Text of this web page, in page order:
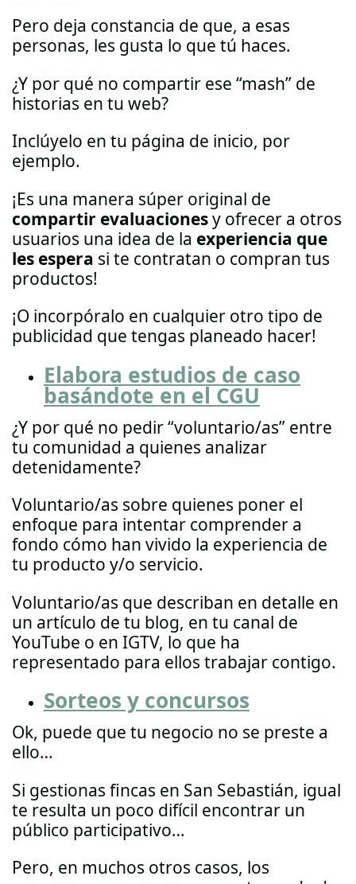
Pero deja constancia de que, a esas
personas, les gusta lo que tú haces.
¿Y por qué no compartir ese “mash” de
historias en tu web?
Inclúyelo en tu página de inicio, por
ejemplo.
¡Es una manera súper original de
compartir evaluacionesy ofrecer a otros
usuarios una idea de la experiencia que
les espera si te contratan o compran tus
productos!
¡O incorpóralo en cualquier otro tipo de
publicidad que tengas planeado hacer!
Elabora estudios de caso
basándote en el CGU
¿Y por qué no pedir “voluntario/as” entre
tu comunidad a quienes analizar
detenidamente?
Voluntario/as sobre quienes poner el
enfoque para intentar comprender a
fondo cómo han vivido la experiencia de
tu producto y/o servicio.
Voluntario/as que describan en detalle en
un artículo de tu blog, en tu canal de
YouTube o en IGTV, lo que ha
representado para ellos trabajar contigo.
Sorteos y concursos
Ok, puede que tu negocio no se preste a
ello…
Si gestionas fincas en San Sebastián, igual
te resulta un poco difícil encontrar un
público participativo…
Pero, en muchos otros casos, los